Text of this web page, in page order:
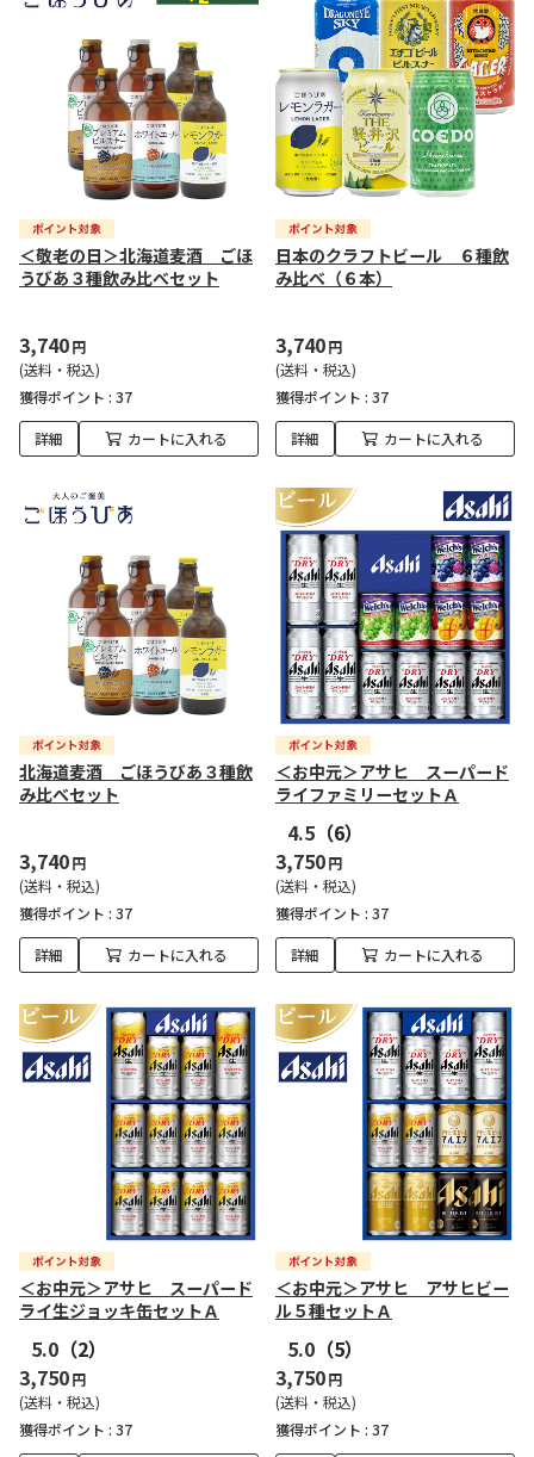
＜敬老の日＞北海道麦酒 ごほ
うびあ３種飲み比べセット
3,740円
(送料・税込)
獲得ポイント : 37
詳細 カートに入れる
日本のクラフトビール ６種飲
み比べ（６本）
3,740円
(送料・税込)
獲得ポイント : 37
詳細 カートに入れる
北海道麦酒 ごほうびあ３種飲
み比べセット
3,740円
(送料・税込)
獲得ポイント : 37
詳細 カートに入れる
＜お中元＞アサヒ スーパード
ライファミリーセットＡ
4.5 （6）
3,750円
(送料・税込)
獲得ポイント : 37
詳細 カートに入れる
＜お中元＞アサヒ スーパード
ライ生ジョッキ缶セットＡ
5.0 （2）
3,750円
(送料・税込)
獲得ポイント : 37
＜お中元＞アサヒ アサヒビー
ル５種セットＡ
5.0 （5）
3,750円
(送料・税込)
獲得ポイント : 37